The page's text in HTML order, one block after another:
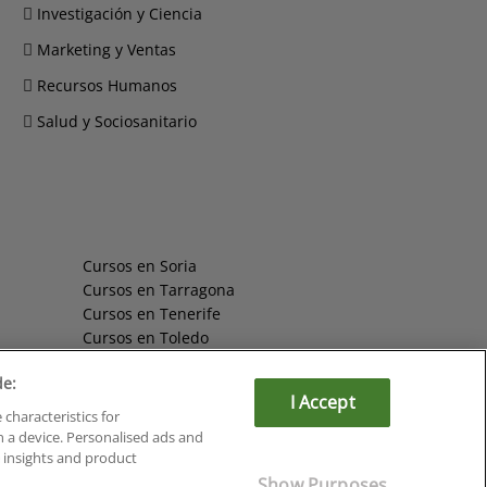
Investigación y Ciencia
Marketing y Ventas
Recursos Humanos
Salud y Sociosanitario
Cursos en Soria
Cursos en Tarragona
Cursos en Tenerife
Cursos en Toledo
Cursos en Zaragoza
Cursos en Ávila
characteristics for
device. Personalised ads and
and product
I Accept